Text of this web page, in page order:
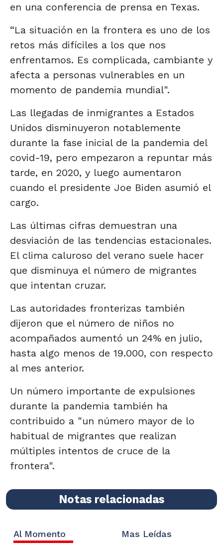
en una conferencia de prensa en Texas.
“La situación en la frontera es uno de los
retos más difíciles a los que nos
enfrentamos. Es complicada, cambiante y
afecta a personas vulnerables en un
momento de pandemia mundial".
Las llegadas de inmigrantes a Estados
Unidos disminuyeron notablemente
durante la fase inicial de la pandemia del
covid-19, pero empezaron a repuntar más
tarde, en 2020, y luego aumentaron
cuando el presidente Joe Biden asumió el
cargo.
Las últimas cifras demuestran una
desviación de las tendencias estacionales.
El clima caluroso del verano suele hacer
que disminuya el número de migrantes
que intentan cruzar.
Las autoridades fronterizas también
dijeron que el número de niños no
acompañados aumentó un 24% en julio,
hasta algo menos de 19.000, con respecto
al mes anterior.
Un número importante de expulsiones
durante la pandemia también ha
contribuido a "un número mayor de lo
habitual de migrantes que realizan
múltiples intentos de cruce de la
frontera".
Notas relacionadas
Al Momento Mas Leídas